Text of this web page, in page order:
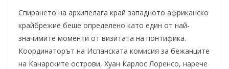
Спирането на архипелага край западното африканско
крайбрежие беше определено като един от най-
значимите моменти от визитата на понтифика.
Координаторът на Испанската комисия за бежанците
на Канарските острови, Хуан Карлос Лоренсо, нарече